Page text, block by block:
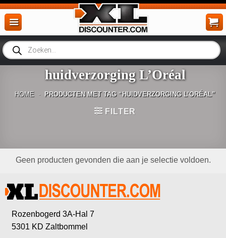
Ga
naar
inhoud
Producten
zoeken
huidverzorging L’Oréal
HOME - PRODUCTEN MET TAG “HUIDVERZORGING L’ORÉAL”
FILTER
Geen producten gevonden die aan je selectie voldoen.
Rozenbogerd 3A-Hal 7
5301 KD Zaltbommel